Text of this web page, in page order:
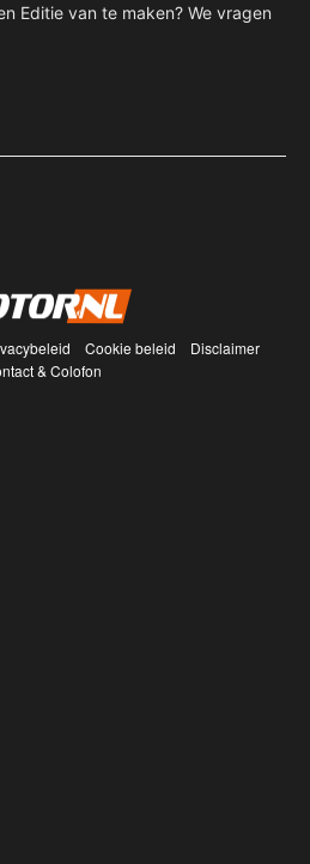
Editie van te maken? We vragen
Cookie beleid
Disclaimer
& Colofon